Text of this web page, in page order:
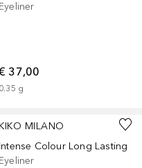
Eyeliner
37,00
0.35 g
MILANO
Colour Long Lasting
Eyeliner
+